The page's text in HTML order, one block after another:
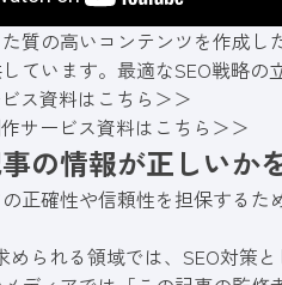
質の高いコンテンツを作成
ています。最適なSEO戦略の
ス資料はこちら＞＞
サービス資料はこちら＞＞
の情報が正しいか
正確性や信頼性を担保する
られる領域では、SEO対策と